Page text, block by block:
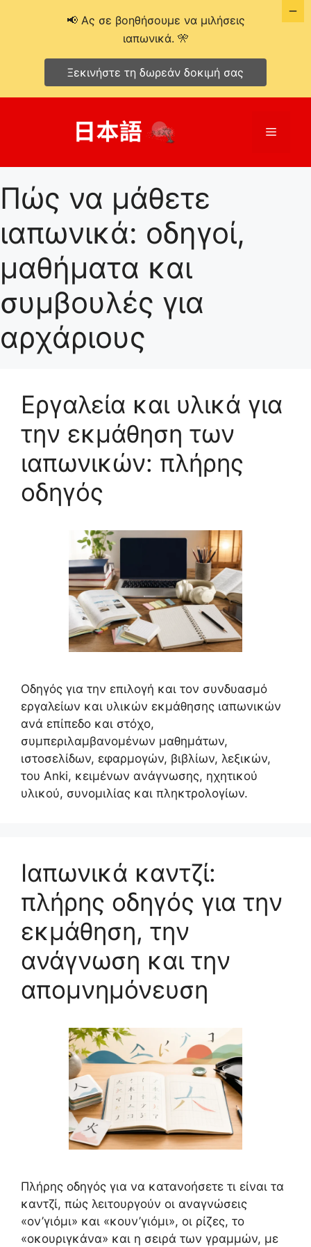
Μενού
Πώς να μάθετε
ιαπωνικά: οδηγοί,
μαθήματα και
συμβουλές για
αρχάριους
Εργαλεία και υλικά για
την εκμάθηση των
ιαπωνικών: πλήρης
οδηγός
Οδηγός για την επιλογή και τον συνδυασμό
εργαλείων και υλικών εκμάθησης ιαπωνικών
ανά επίπεδο και στόχο,
συμπεριλαμβανομένων μαθημάτων,
ιστοσελίδων, εφαρμογών, βιβλίων, λεξικών,
του Anki, κειμένων ανάγνωσης, ηχητικού
υλικού, συνομιλίας και πληκτρολογίων.
Ιαπωνικά καντζί:
πλήρης οδηγός για την
εκμάθηση, την
ανάγνωση και την
απομνημόνευση
Πλήρης οδηγός για να κατανοήσετε τι είναι τα
καντζί, πώς λειτουργούν οι αναγνώσεις
«ον’γιόμι» και «κουν’γιόμι», οι ρίζες, το
«οκουριγκάνα» και η σειρά των γραμμών, με
📢 Ας σε βοηθήσουμε να μιλήσεις
ιαπωνικά. 🎌
Ξεκινήστε τη δωρεάν δοκιμή σας